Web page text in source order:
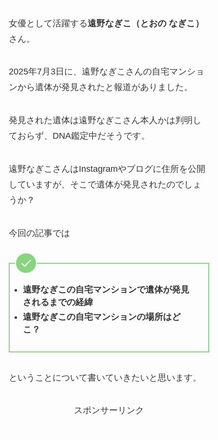
女優として活躍する遠野なぎこ（とおの なぎこ）
さん。
2025年7月3日に、遠野なぎこさんの自宅マンショ
ンから遺体が発見されたと報道がありました。
発見された遺体は遠野なぎこさん本人かは判明し
ておらず、DNA鑑定中だそうです。
遠野なぎこさんはInstagramやブログに住所を公開
していますが、そこで遺体が発見されたのでしょ
うか？
今回の記事では
遠野なぎこの自宅マンションで遺体が発見
されるまでの経緯
遠野なぎこの自宅マンションの場所はど
こ？
ということについて書いていきたいと思います。
スポンサーリンク